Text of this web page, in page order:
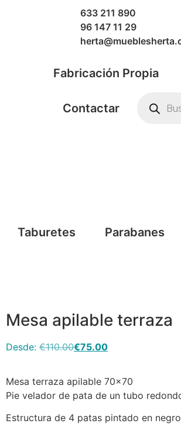
633 211 890
96 147 11 29
Fabricación Propia
Contactar
Taburetes Parabanes
Mesa apilable terraza
Desde: €110.00€75.00
Mesa terraza apilable 70×70
Pie velador de pata de un tubo
Estructura de 4 patas pintado en